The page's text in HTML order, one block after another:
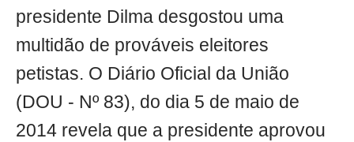
presidente Dilma desgostou uma
multidão de prováveis eleitores
petistas. O Diário Oficial da União
(DOU - Nº 83), do dia 5 de maio de
2014 revela que a presidente aprovou